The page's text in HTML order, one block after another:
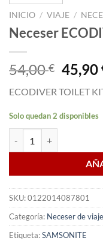
INICIO / VIAJE /
Neceser
54,00€ El
precio
era:
54,00 €.
45,90
ECODIVER TOILET
Solo quedan 2 disponibles
SKU:0122014087801
Categoría: Neceser de viaje
Etiqueta:SAMSONITE